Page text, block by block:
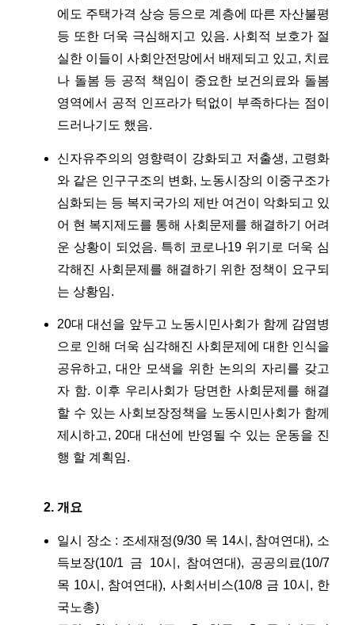
에도 주택가격 상승 등으로 계층에 따른 자산불평
등 또한 더욱 극심해지고 있음. 사회적 보호가 절
실한 이들이 사회안전망에서 배제되고 있고, 치료
나 돌봄 등 공적 책임이 중요한 보건의료와 돌봄
영역에서 공적 인프라가 턱없이 부족하다는 점이
드러나기도 했음.
신자유주의의 영향력이 강화되고 저출생, 고령화
와 같은 인구구조의 변화, 노동시장의 이중구조가
심화되는 등 복지국가의 제반 여건이 악화되고 있
어 현 복지제도를 통해 사회문제를 해결하기 어려
운 상황이 되었음. 특히 코로나19 위기로 더욱 심
각해진 사회문제를 해결하기 위한 정책이 요구되
는 상황임.
20대 대선을 앞두고 노동시민사회가 함께 감염병
으로 인해 더욱 심각해진 사회문제에 대한 인식을
공유하고, 대안 모색을 위한 논의의 자리를 갖고
자 함. 이후 우리사회가 당면한 사회문제를 해결
할 수 있는 사회보장정책을 노동시민사회가 함께
제시하고, 20대 대선에 반영될 수 있는 운동을 진
행 할 계획임.
개요
일시 장소 : 조세재정(9/30 목 14시, 참여연대), 소
득보장(10/1 금 10시, 참여연대), 공공의료(10/7
목 10시, 참여연대), 사회서비스(10/8 금 10시, 한
국노총)